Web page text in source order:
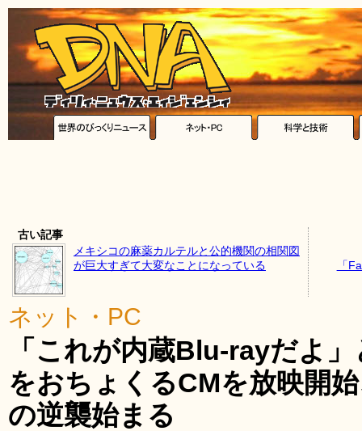
古い記事
メキシコの麻薬カルテルと公的機関の相関図
が巨大すぎて大変なことになっている
「
ネット・PC
「これが内蔵Blu-rayだよ
をおちょくるCMを放映開
の逆襲始まる